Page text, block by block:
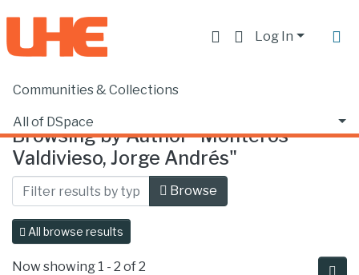
Log In
Communities & Collections
All of DSpace
Home Browse by Author
Browsing by Author "Monteros
Valdivieso, Jorge Andrés"
Browse
All browse results
Now showing 1 - 2 of 2